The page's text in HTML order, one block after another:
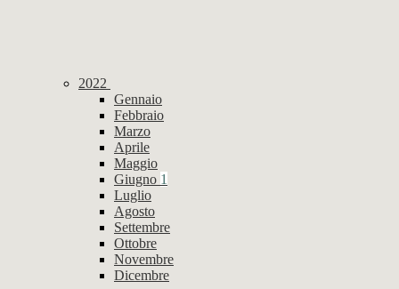
2022
Gennaio
Febbraio
Marzo
Aprile
Maggio
Giugno 1
Luglio
Agosto
Settembre
Ottobre
Novembre
Dicembre